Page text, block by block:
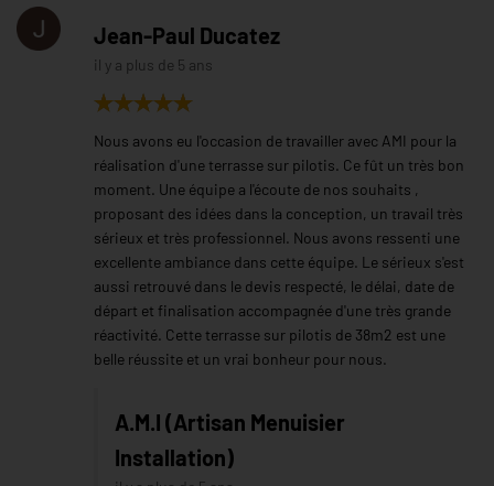
Jean-Paul Ducatez
il y a plus de 5 ans
Nous avons eu l'occasion de travailler avec AMI pour la
réalisation d'une terrasse sur pilotis. Ce fût un très bon
moment. Une équipe a l'écoute de nos souhaits ,
proposant des idées dans la conception, un travail très
sérieux et très professionnel. Nous avons ressenti une
excellente ambiance dans cette équipe. Le sérieux s'est
aussi retrouvé dans le devis respecté, le délai, date de
départ et finalisation accompagnée d'une très grande
réactivité. Cette terrasse sur pilotis de 38m2 est une
belle réussite et un vrai bonheur pour nous.
A.M.I (Artisan Menuisier
Installation)